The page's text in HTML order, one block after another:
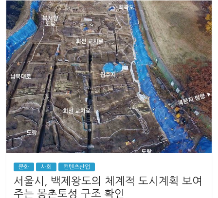
문화 사회 컨텐츠산업
서울시, 백제왕도의 체계적 도시계획 보여
주는 몽촌토성 구조 확인